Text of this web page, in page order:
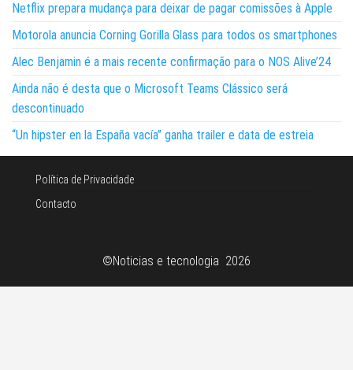
Netflix prepara mudança para deixar de pagar comissões à Apple
Motorola anuncia Corning Gorilla Glass para todos os smartphones
Alec Benjamin é a mais recente confirmação para o NOS Alive’24
Ainda não é desta que o Microsoft Teams Clássico será
descontinuado
“Un hipster en la España vacía” ganha trailer e data de estreia
Política de Privacidade
Contacto
©Noticias e tecnologia 2026